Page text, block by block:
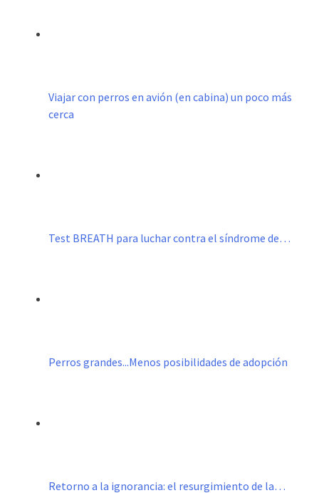
Viajar con perros en avión (en cabina) un poco más
cerca
Test BREATH para luchar contra el síndrome de…
Perros grandes...Menos posibilidades de adopción
Retorno a la ignorancia: el resurgimiento de la…